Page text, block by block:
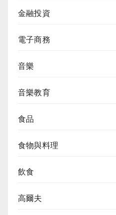
金融投資
電子商務
音樂
音樂教育
食品
食物與料理
飲食
高爾夫